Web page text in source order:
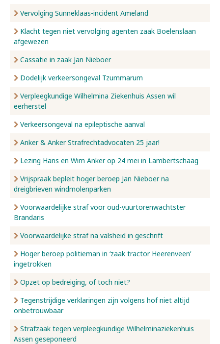
Vervolging Sunneklaas-incident Ameland
Klacht tegen niet vervolging agenten zaak Boelenslaan
afgewezen
Cassatie in zaak Jan Nieboer
Dodelijk verkeersongeval Tzummarum
Verpleegkundige Wilhelmina Ziekenhuis Assen wil
eerherstel
Verkeersongeval na epileptische aanval
Anker & Anker Strafrechtadvocaten 25 jaar!
Lezing Hans en Wim Anker op 24 mei in Lambertschaag
Vrijspraak bepleit hoger beroep Jan Nieboer na
dreigbrieven windmolenparken
Voorwaardelijke straf voor oud-vuurtorenwachtster
Brandaris
Voorwaardelijke straf na valsheid in geschrift
Hoger beroep politieman in ‘zaak tractor Heerenveen’
ingetrokken
Opzet op bedreiging, of toch niet?
Tegenstrijdige verklaringen zijn volgens hof niet altijd
onbetrouwbaar
Strafzaak tegen verpleegkundige Wilhelminaziekenhuis
Assen geseponeerd